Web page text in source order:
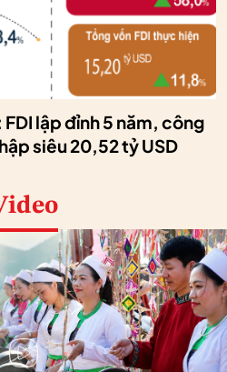
lập đỉnh 5 năm, công
siêu 20,52 tỷ USD